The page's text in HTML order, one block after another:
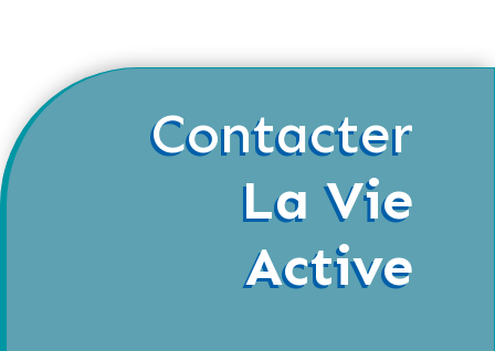
Contacter
La Vie
Active